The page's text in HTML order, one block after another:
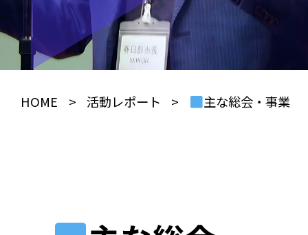
HOME > 活動レポート > 主な総会・事業